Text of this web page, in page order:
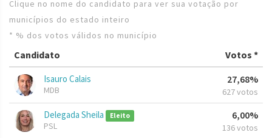
Clique no nome do candidato para ver sua votação por
municípios do estado inteiro
* % dos votos válidos no município
Candidato Votos *
Isauro Calais
MDB
27,68%
627 votos
Delegada Sheila Eleito
PSL
6,00%
136 votos